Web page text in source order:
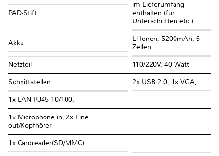
PAD-Stift
im Lieferumfang
enthalten (für
Unterschriften etc.)
Akku
Li-Ionen, 5200mAh, 6
Zellen
Netzteil 110/220V, 40 Watt
Schnittstellen: 2x USB 2.0, 1x VGA,
1x LAN RJ45 10/100,
1x Microphone in, 2x Line
out/Kopfhörer
1x Cardreader(SD/MMC)